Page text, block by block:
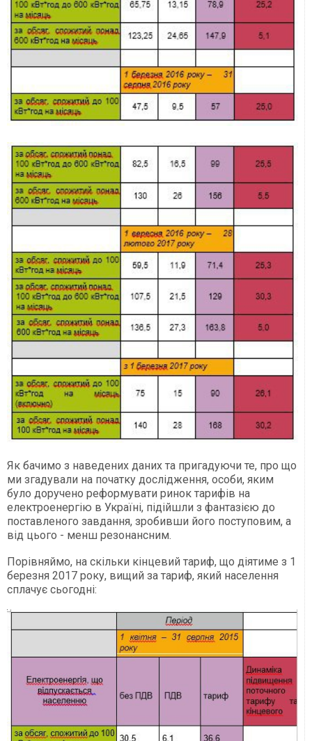
Як бачимо з наведених даних та пригадуючи те, про що
ми згадували на початку дослідження, особи, яким
було доручено реформувати ринок тарифів на
електроенергію в Україні, підійшли з фантазією до
поставленого завдання, зробивши його поступовим, а
від цього - менш резонансним.
Порівняймо, на скільки кінцевий тариф, що діятиме з 1
березня 2017 року, вищий за тариф, який населення
сплачує сьогодні: